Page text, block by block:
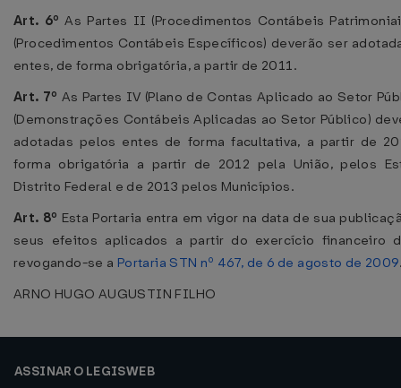
Art. 6ºAs Partes II (Procedimentos Contábeis
(Procedimentos Contábeis Específicos) deverão ser
entes, de forma obrigatória, a partir de 2011.
Art. 7º As Partes IV (Plano de Contas Aplicado ao Setor
(Demonstrações Contábeis Aplicadas ao Setor Público)
adotadas pelos entes de forma facultativa, a partir de
forma obrigatória a partir de 2012 pela União, pelos
Distrito Federal e de 2013 pelos Municípios.
Art. 8º Esta Portaria entra em vigor na data de sua
seus efeitos aplicados a partir do exercício financeiro
revogando-se a Portaria STN nº 467, de 6 de agosto de 2009
ARNO HUGO AUGUSTIN FILHO
ASSINAR O LEGISWEB